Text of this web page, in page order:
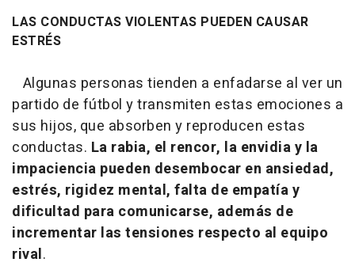
LAS CONDUCTAS VIOLENTAS PUEDEN CAUSAR
ESTRÉS
Algunas personas tienden a enfadarse al ver un
partido de fútbol y transmiten estas emociones a
sus hijos, que absorben y reproducen estas
conductas. La rabia, el rencor, la envidia y la
impaciencia pueden desembocar en ansiedad,
estrés, rigidez mental, falta de empatía y
dificultad para comunicarse, además de
incrementar las tensiones respecto al equipo
rival.